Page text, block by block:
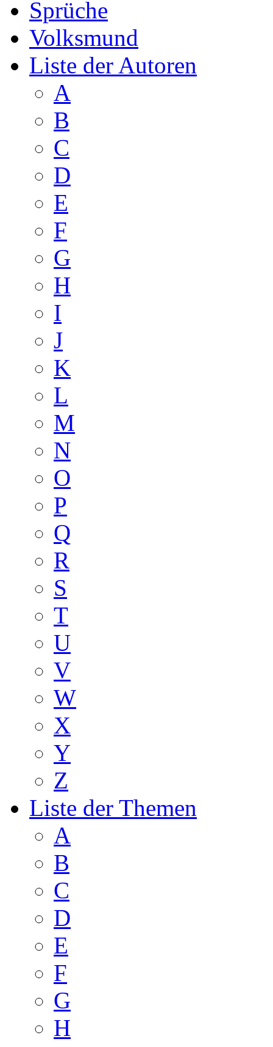
Sprüche
Volksmund
Liste der Autoren
A
B
C
D
E
F
G
H
I
J
K
L
M
N
O
P
Q
R
S
T
U
V
W
X
Y
Z
Liste der Themen
A
B
C
D
E
F
G
H